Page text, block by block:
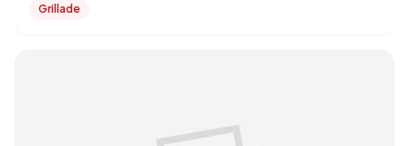
Grillade